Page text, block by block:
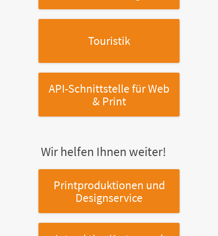
Touristik
API-Schnittstellefür Web
& Print
Wir helfen Ihnen weiter!
Printproduktionen und
Designservice